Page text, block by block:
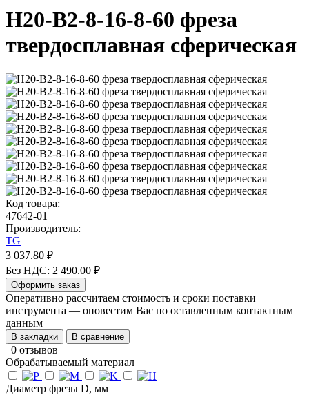
H20-B2-8-16-8-60 фреза
твердосплавная сферическая
Код товара:
47642-01
Производитель:
TG
3 037.80 ₽
Без НДС: 2 490.00 ₽
Оформить заказ
Оперативно рассчитаем стоимость и сроки поставки
инструмента — оповестим Вас по оставленным контактным
данным
В закладки В сравнение
0 отзывов
Обрабатываемый материал
Диаметр фрезы D, мм